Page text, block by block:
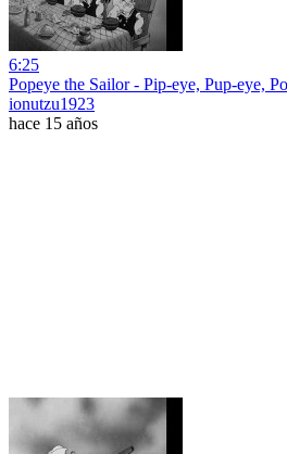
6:25
Popeye the Sailor - Pip-eye, Pup-eye,
ionutzu1923
hace 15 años